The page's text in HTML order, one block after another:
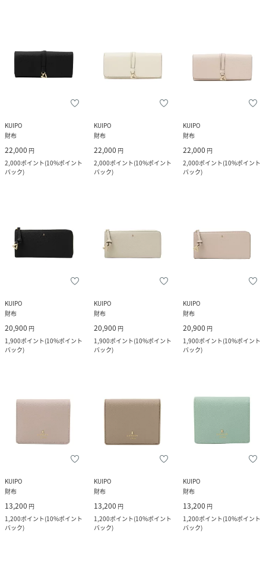
KUIPO
財布
22,000 円
2,000ポイント(10%ポイント
バック)
KUIPO
財布
22,000 円
2,000ポイント(10%ポイント
バック)
KUIPO
財布
22,000 円
2,000ポイント(10%ポイント
バック)
KUIPO
財布
20,900 円
1,900ポイント(10%ポイント
バック)
KUIPO
財布
20,900 円
1,900ポイント(10%ポイント
バック)
KUIPO
財布
20,900 円
1,900ポイント(10%ポイント
バック)
KUIPO
財布
13,200 円
1,200ポイント(10%ポイント
バック)
KUIPO
財布
13,200 円
1,200ポイント(10%ポイント
バック)
KUIPO
財布
13,200 円
1,200ポイント(10%ポイント
バック)